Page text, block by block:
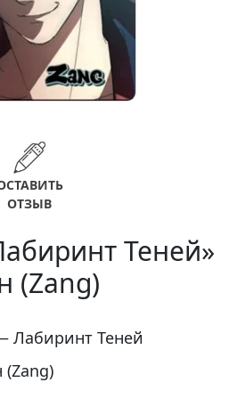
ОТЗЫВ
Теней»
(Zang)
Лабиринт Теней